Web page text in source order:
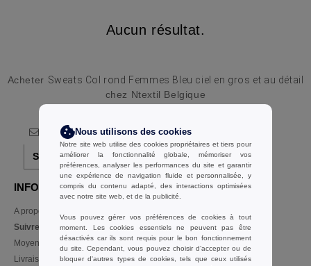
Aucun résultat.
Acheter Sweats Col rond Femmes Bleu ciel en gros et au détail
chez Ntextil Belgique
S'abonner!
INFORMATION
A propos de Ntextil
Suivre ma commande
Moyens de paiement
Livraison
CONTACTEZ-NOUS
client@ntextil.be
Ventes
ventes@ntextil.be
Nous utilisons des cookies
Notre site web utilise des cookies propriétaires et tiers pour
améliorer la fonctionnalité globale, mémoriser vos
préférences, analyser les performances du site et garantir
une expérience de navigation fluide et personnalisée, y
compris du contenu adapté, des interactions optimisées
avec notre site web, et de la publicité.
Vous pouvez gérer vos préférences de cookies à tout
moment. Les cookies essentiels ne peuvent pas être
désactivés car ils sont requis pour le bon fonctionnement
du site. Cependant, vous pouvez choisir d’accepter ou de
bloquer d'autres types de cookies, tels que ceux utilisés